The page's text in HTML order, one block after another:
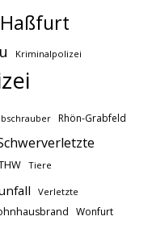
Haßfurt
Kriminalpolizei
Rhön-Grabfeld
Tiere
Verletzte
Wonfurt